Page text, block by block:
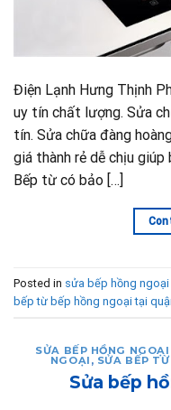
Điện Lạnh Hưng Thịnh
uy tín chất lượng. Sửa
tín. Sửa chữa đàng
giá thành rẻ dễ chịu
Bếp từ có bảo […]
Posted in sửa bếp hồng ngoại
bếp từ bếp hồng ngoại tại
SỬA BẾP HỒNG
NGOẠI , SỬA BẾP
Sửa bếp